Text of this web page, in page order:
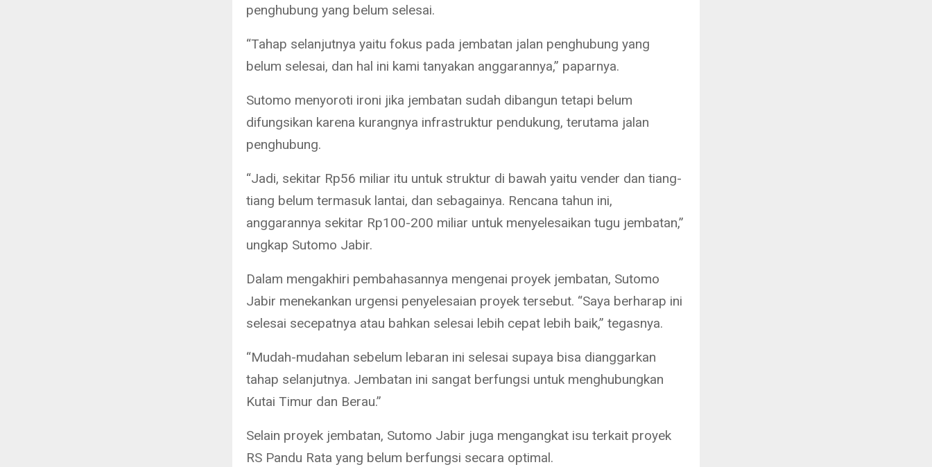
penghubung yang belum selesai.
“Tahap selanjutnya yaitu fokus pada jembatan jalan penghubung yang
belum selesai, dan hal ini kami tanyakan anggarannya,” paparnya.
Sutomo menyoroti ironi jika jembatan sudah dibangun tetapi belum
difungsikan karena kurangnya infrastruktur pendukung, terutama jalan
penghubung.
“Jadi, sekitar Rp56 miliar itu untuk struktur di bawah yaitu vender dan tiang-
tiang belum termasuk lantai, dan sebagainya. Rencana tahun ini,
anggarannya sekitar Rp100-200 miliar untuk menyelesaikan tugu jembatan,”
ungkap Sutomo Jabir.
Dalam mengakhiri pembahasannya mengenai proyek jembatan, Sutomo
Jabir menekankan urgensi penyelesaian proyek tersebut. “Saya berharap ini
selesai secepatnya atau bahkan selesai lebih cepat lebih baik,” tegasnya.
“Mudah-mudahan sebelum lebaran ini selesai supaya bisa dianggarkan
tahap selanjutnya. Jembatan ini sangat berfungsi untuk menghubungkan
Kutai Timur dan Berau.”
Selain proyek jembatan, Sutomo Jabir juga mengangkat isu terkait proyek
RS Pandu Rata yang belum berfungsi secara optimal.